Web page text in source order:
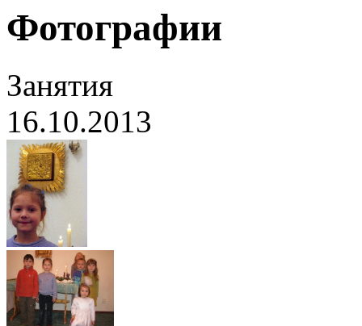
Фотографии
Занятия
16.10.2013